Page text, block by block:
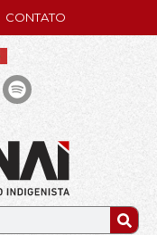
CONTATO